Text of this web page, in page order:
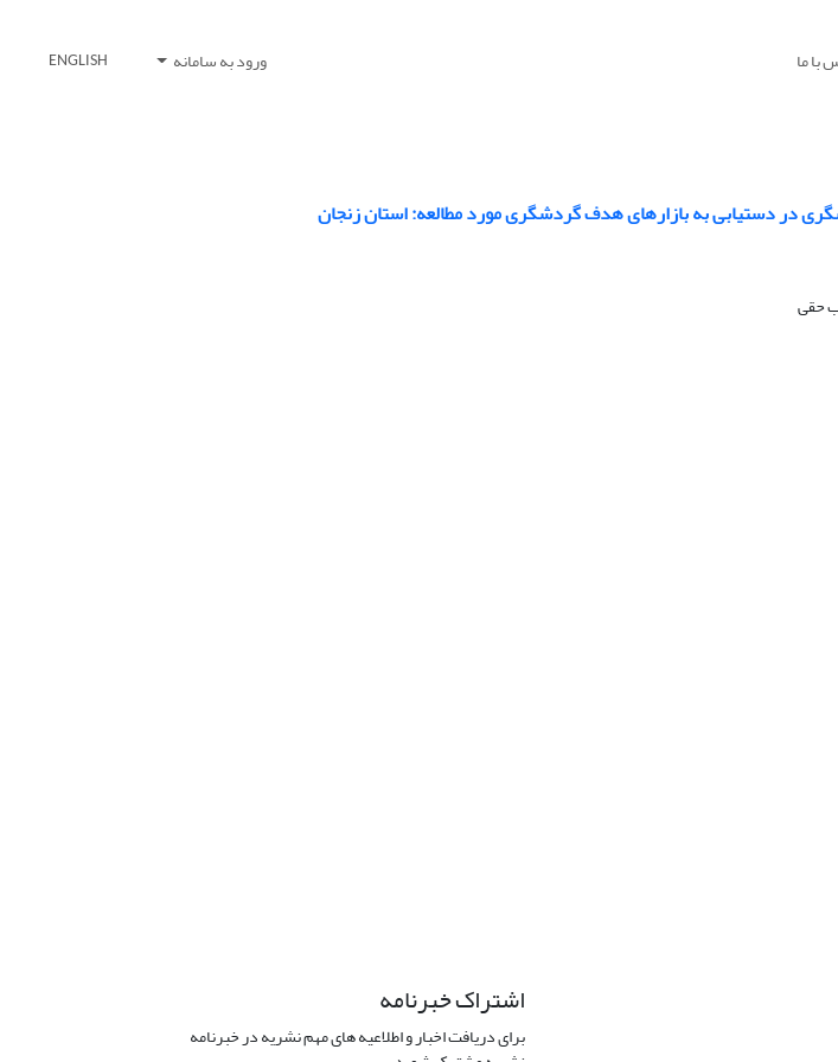
با ما ورود به سامانه ENGLISH
در دستیابی به بازارهای هدف گردشگری مورد مطالعه: استان زنجان
حقی
اشتراک خبرنامه
برای دریافت اخبار و اطلاعیه های مهم نشریه در خبرنامه